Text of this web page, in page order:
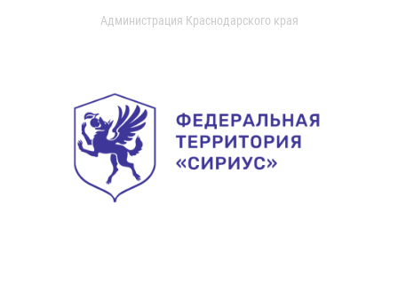
Администрация Краснодарского края